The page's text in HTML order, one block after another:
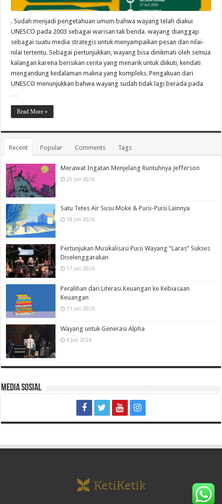
. Sudah menjadi pengetahuan umum bahwa wayang telah diakui
UNESCO pada 2003 sebagai warisan tak benda. wayang dianggap
sebagai suatu media strategis untuk menyampaikan pesan dan nilai-
nilai tertentu. Sebagai pertunjukkan, wayang bisa dinikmati oleh semua
kalangan karena berisikan cerita yang menarik untuk diikuti, kendati
mengandung kedalaman makna yang kompleks. Pengakuan dari
UNESCO menunjukkan bahwa wayang sudah tidak lagi berada pada
Read More »
Recent Popular Comments Tags
Merawat Ingatan Menjelang Runtuhnya Jefferson
25 Juli 2026
Satu Tetes Air Susu Moke & Puisi-Puisi Lainnya
18 Juli 2026
Pertunjukan Musikalisasi Puisi Wayang “Laras” Sukses
Diselenggarakan
17 Juli 2026
Peralihan dari Literasi Keuangan ke Kebiasaan
Keuangan
11 Juli 2026
Wayang untuk Generasi Alpha
6 Juli 2026
Media Sosial